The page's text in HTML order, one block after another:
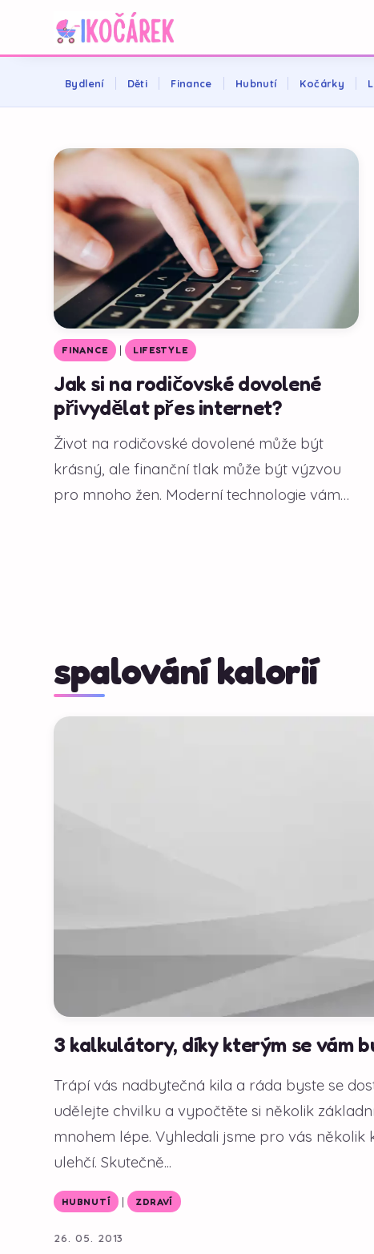
Bydlení Děti Finance Hubnutí Kočárky
Jak si na rodičovské dovolené
přivydělat přes internet?
Život na rodičovské dovolené může být
krásný, ale finanční tlak může být výzvou
pro mnoho žen. Moderní technologie vám
FINANCE | LIFESTYLE
spalování kalorií
3 kalkulátory, díky kterým se vám
Trápí vás nadbytečná kila a ráda byste se
udělejte chvilku a vypočtěte si několik
mnohem lépe. Vyhledali jsme pro vás
ulehčí. Skutečně...
HUBNUTÍ | ZDRAVÍ
26. 05. 2013